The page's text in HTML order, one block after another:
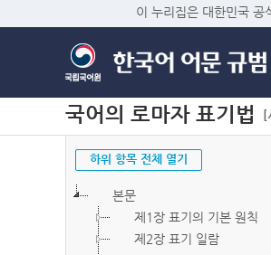
이 누리집은 대한민국 공
국어의 로마자 표기법
하위 항목 전체 열기
본문
제1장 표기의 기본 원칙
제2장 표기 일람